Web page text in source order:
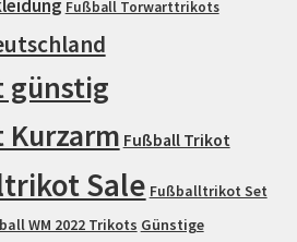
Fußball Torwarttrikots
günstig
Fußball Trikot
Sale Fußballtrikot Set
WM 2022 Trikots Günstige